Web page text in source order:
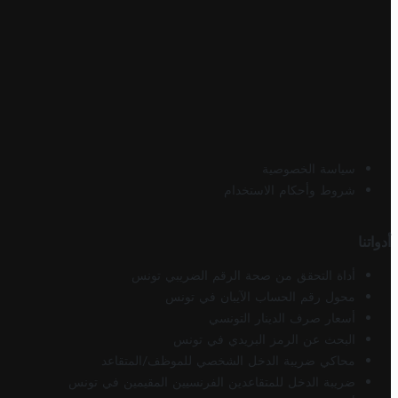
سياسة الخصوصية
شروط وأحكام الاستخدام
أدواتنا
أداة التحقق من صحة الرقم الضريبي تونس
محول رقم الحساب الآيبان في تونس
أسعار صرف الدينار التونسي
البحث عن الرمز البريدي في تونس
محاكي ضريبة الدخل الشخصي للموظف/المتقاعد
ضريبة الدخل للمتقاعدين الفرنسيين المقيمين في تونس